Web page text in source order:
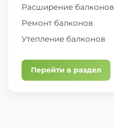
Расширение балконов
Ремонт балконов
Утепление балконов
Перейти в раздел